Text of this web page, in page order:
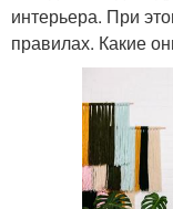
интерьера. При
правилах. Какие